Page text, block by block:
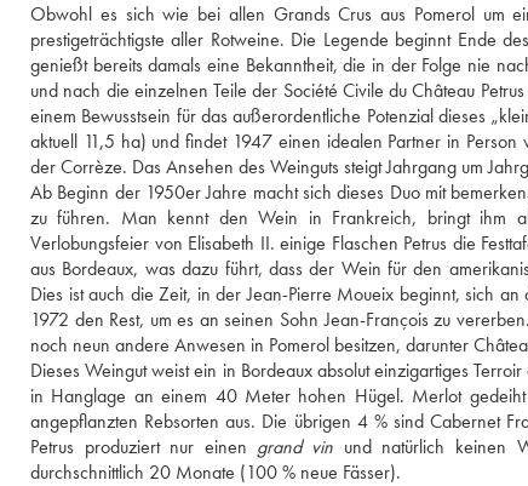
Obwohl es sich wie bei allen Grands Crus aus Pomerol um
prestigeträchtigste aller Rotweine. Die Legende beginnt Ende
genießt bereits damals eine Bekanntheit, die in der Folge nie
und nach die einzelnen Teile der Société Civile du Château
einem Bewusstsein für das außerordentliche Potenzial dieses
aktuell 11,5 ha) und findet 1947 einen idealen Partner in Person
der Corrèze. Das Ansehen des Weinguts steigt Jahrgang um
Ab Beginn der 1950er Jahre macht sich dieses Duo mit
zu führen. Man kennt den Wein in Frankreich, bringt ihm
Verlobungsfeier von Elisabeth II. einige Flaschen Petrus die
aus Bordeaux, was dazu führt, dass der Wein für den
Dies ist auch die Zeit, in der Jean-Pierre Moueix beginnt, sich
1972 den Rest, um es an seinen Sohn Jean-François zu
noch neun andere Anwesen in Pomerol besitzen, darunter
Dieses Weingut weist ein in Bordeaux absolut einzigartiges
in Hanglage an einem 40 Meter hohen Hügel. Merlot
angepflanzten Rebsorten aus. Die übrigen 4 % sind Cabernet
Petrus produziert nur einen grand vin und natürlich keinen
durchschnittlich 20 Monate (100 % neue Fässer).